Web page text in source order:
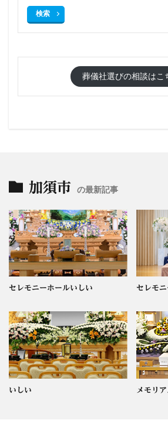
検索
葬儀社選びの相談はこ
加須市 の最新記事
セレモニーホールいしい セレモ
いしい メモリ